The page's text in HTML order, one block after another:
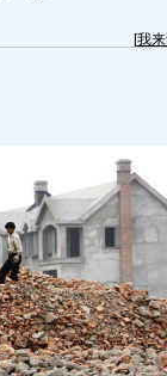
[我